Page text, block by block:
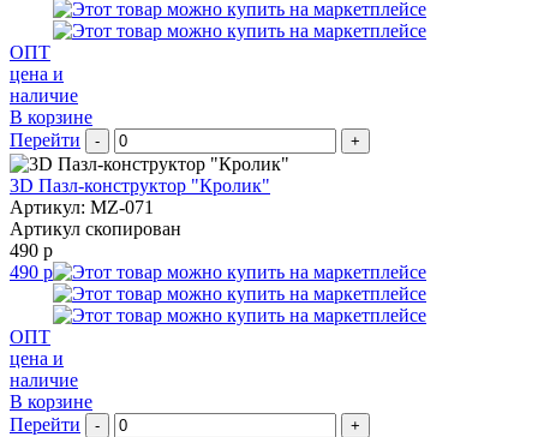
ОПТ
цена и
наличие
В корзине
Перейти
- +
3D Пазл-конструктор "Кролик"
Артикул: MZ-071
Артикул скопирован
490 р
490 р
ОПТ
цена и
наличие
В корзине
Перейти
- +